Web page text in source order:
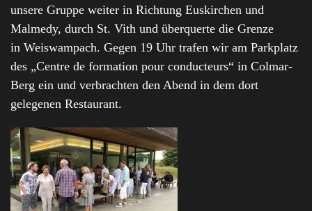
unsere Gruppe weiter in Richtung Euskirchen und
Malmedy, durch St. Vith und überquerte die Grenze
in Weiswampach. Gegen 19 Uhr trafen wir am Parkplatz
des „Centre de formation pour conducteurs“ in Colmar-
Berg ein und verbrachten den Abend in dem dort
gelegenen Restaurant.